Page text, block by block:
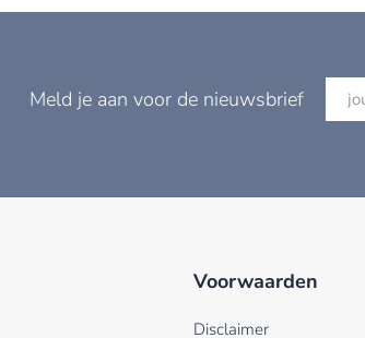
Meld je aan voor de nieuwsbrief
Voorwaarden
Disclaimer